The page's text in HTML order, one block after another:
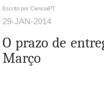
Escrito por CienciaPT
29-JAN-2014
O prazo de
Março